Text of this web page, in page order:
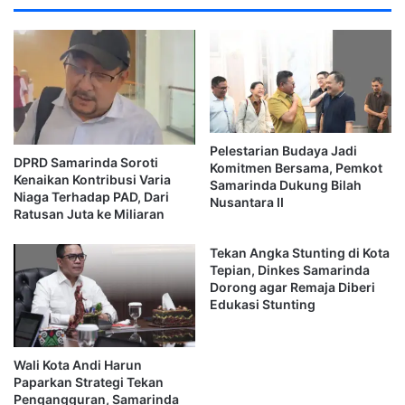
Hasil simulasi menunjukkan kebutuhan fiskal Samarinda
mencapai sekitar Rp3,8 triliun.
Sementara itu, potensi pendapatan daerah hanya berada di
kisaran Rp2,3 triliun.
Tim juga menekankan bahwa angka tersebut menunjukkan
kebutuhan penguatan kapasitas fiskal daerah agar
pembangunan dan pelayanan publik tetap berjalan optimal.
Selain analisis fiskal, tim peneliti juga menyoroti lemahnya
integrasi data antarinstansi di lingkungan Pemkot
Samarinda.
Mereka menilai perbedaan sistem data kependudukan,
pajak kendaraan, dan indikator pelayanan publik
DPRD Samarinda Soroti
Kenaikan Kontribusi Varia
Niaga Terhadap PAD, Dari
Ratusan Juta ke Miliaran
Pelestarian Budaya Jadi
Komitmen Bersama, Pemkot
Samarinda Dukung Bilah
Nusantara II
Wali Kota Andi Harun
Paparkan Strategi Tekan
Pengangguran, Samarinda
Tekan Angka Stunting di Kota
Tepian, Dinkes Samarinda
Dorong agar Remaja Diberi
Edukasi Stunting